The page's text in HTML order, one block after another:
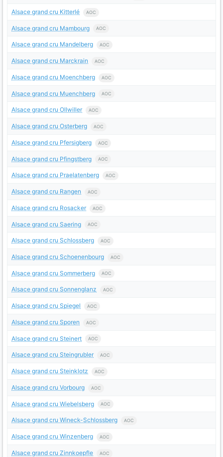
Alsace grand cru Kitterlé AOC
Alsace grand cru Mambourg AOC
Alsace grand cru Mandelberg AOC
Alsace grand cru Marckrain AOC
Alsace grand cru Moenchberg AOC
Alsace grand cru Muenchberg AOC
Alsace grand cru Ollwiller AOC
Alsace grand cru Osterberg AOC
Alsace grand cru Pfersigberg AOC
Alsace grand cru Pfingstberg AOC
Alsace grand cru Praelatenberg AOC
Alsace grand cru Rangen AOC
Alsace grand cru Rosacker AOC
Alsace grand cru Saering AOC
Alsace grand cru Schlossberg AOC
Alsace grand cru Schoenenbourg AOC
Alsace grand cru Sommerberg AOC
Alsace grand cru Sonnenglanz AOC
Alsace grand cru Spiegel AOC
Alsace grand cru Sporen AOC
Alsace grand cru Steinert AOC
Alsace grand cru Steingrubler AOC
Alsace grand cru Steinklotz AOC
Alsace grand cru Vorbourg AOC
Alsace grand cru Wiebelsberg AOC
Alsace grand cru Wineck-Schlossberg AOC
Alsace grand cru Winzenberg AOC
Alsace grand cru Zinnkoepfle AOC